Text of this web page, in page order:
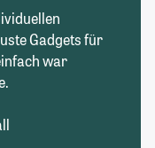
Gadgets für
war